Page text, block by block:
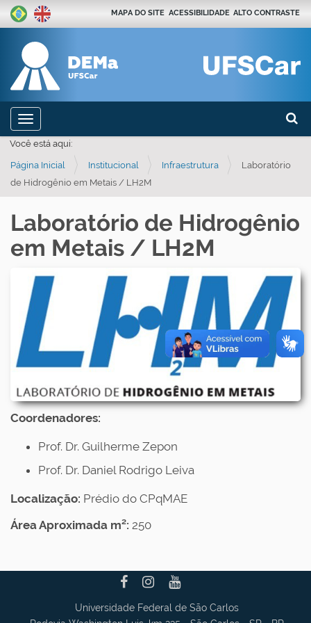
Busca
MAPA DO SITE ACESSIBILIDADE ALTO CONTRASTE
Toggle navigation
Você está aqui:
Página Inicial Institucional Infraestrutura
Laboratório
de Hidrogênio em Metais / LH2M
Laboratório de Hidrogênio
em Metais / LH2M
Coordenadores:
Prof. Dr. Guilherme Zepon
Prof. Dr. Daniel Rodrigo Leiva
Localização: Prédio do CPqMAE
Área Aproximada m²: 250
Universidade Federal de São Carlos